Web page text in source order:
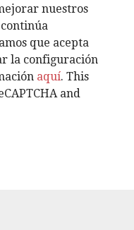
nuestros
que acepta
la configuración
aquí. This
and